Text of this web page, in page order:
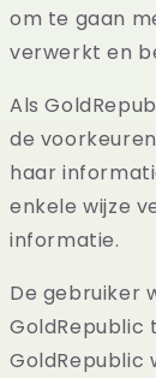
om te gaan
verwerkt en
Als
de
haar
enkele wijze
informatie.
De gebruiker